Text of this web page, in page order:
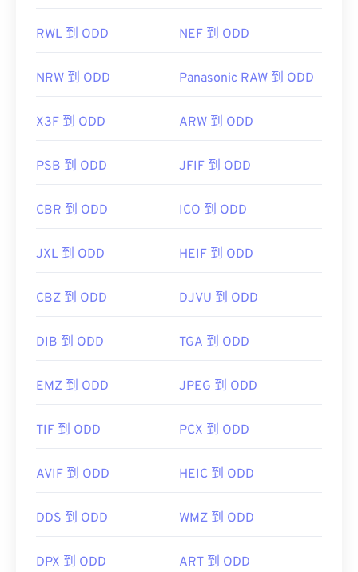
RWL 到 ODD NEF 到 ODD
NRW 到 ODD Panasonic RAW 到 ODD
X3F 到 ODD ARW 到 ODD
PSB 到 ODD JFIF 到 ODD
CBR 到 ODD ICO 到 ODD
JXL 到 ODD HEIF 到 ODD
CBZ 到 ODD DJVU 到 ODD
DIB 到 ODD TGA 到 ODD
EMZ 到 ODD JPEG 到 ODD
TIF 到 ODD PCX 到 ODD
AVIF 到 ODD HEIC 到 ODD
DDS 到 ODD WMZ 到 ODD
DPX 到 ODD ART 到 ODD